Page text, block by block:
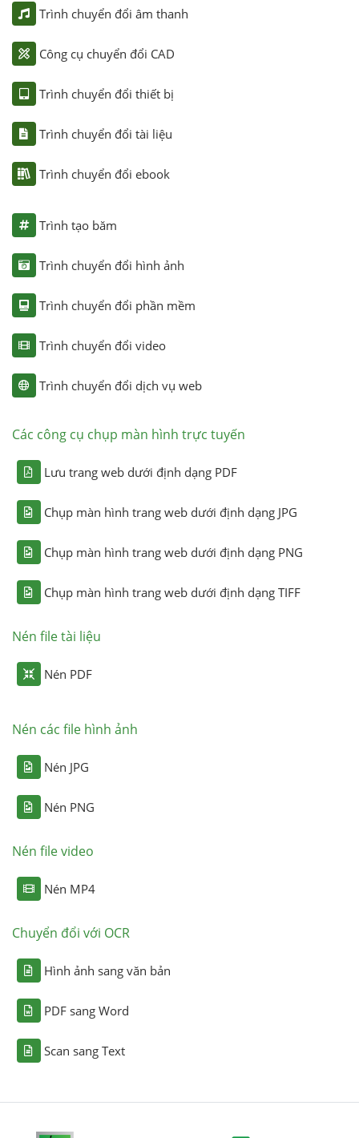
Trình chuyển đổi âm thanh
Công cụ chuyển đổi CAD
Trình chuyển đổi thiết bị
Trình chuyển đổi tài liệu
Trình chuyển đổi ebook
Trình tạo băm
Trình chuyển đổi hình ảnh
Trình chuyển đổi phần mềm
Trình chuyển đổi video
Trình chuyển đổi dịch vụ web
Các công cụ chụp màn hình trực tuyến
Lưu trang web dưới định dạng PDF
Chụp màn hình trang web dưới định dạng JPG
Chụp màn hình trang web dưới định dạng PNG
Chụp màn hình trang web dưới định dạng TIFF
Nén file tài liệu
Nén PDF
Nén các file hình ảnh
Nén JPG
Nén PNG
Nén file video
Nén MP4
Chuyển đổi với OCR
Hình ảnh sang văn bản
PDF sang Word
Scan sang Text